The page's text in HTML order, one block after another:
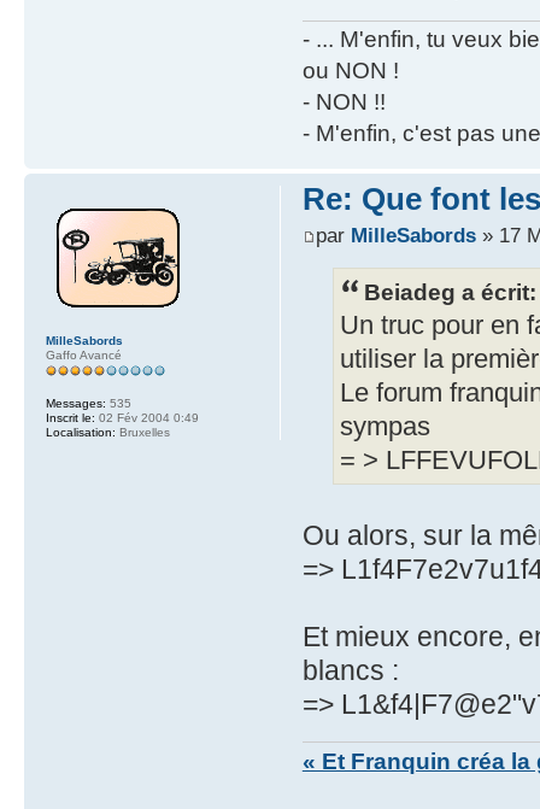
- ... M'enfin, tu veux
ou NON !
- NON !!
- M'enfin, c'est pas
Re: Que font
par MilleSabords» 17
Beiadeg a écrit:
Un truc pour en
utiliser la
Le forum
sympas
= >
Ou alors, sur la
=>
Et mieux encore,
blancs :
=>
« Et Franquin créa la
MilleSabords
Gaffo Avancé
Messages: 535
Inscrit le: 02 Fév 2004 0:49
Localisation: Bruxelles